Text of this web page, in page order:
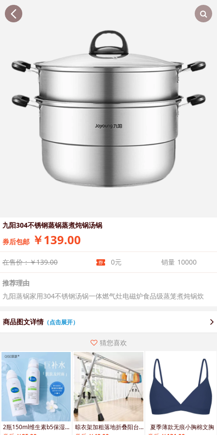
九阳304不锈钢蒸锅蒸煮炖锅汤锅
券后包邮 ￥139.00
在售价：￥139.00 0元 销量 10000
推荐理由
九阳蒸锅家用304不锈钢汤锅一体燃气灶电磁炉食品级蒸笼煮炖锅炊
商品图文详情（点击展开）
猜您喜欢
2瓶150ml维生素b5保湿补水喷雾舒缓
晾衣架加粗落地折叠阳台家用室内可伸缩不锈钢凉衣架晒衣服的架子
夏季薄款无痕小胸棉文胸